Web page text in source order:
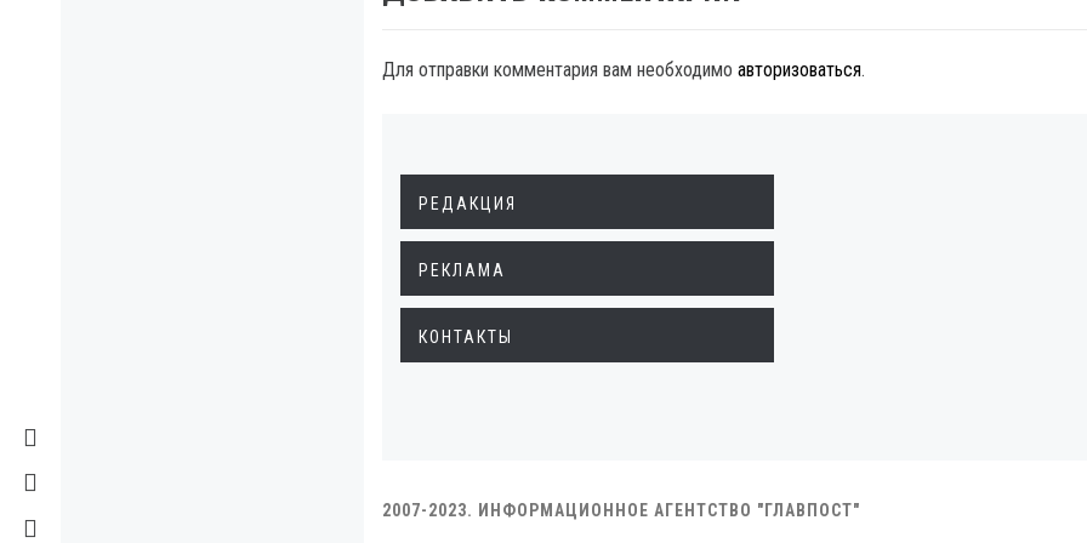
Для отправки комментария вам необходимо авторизоваться.
РЕДАКЦИЯ
РЕКЛАМА
КОНТАКТЫ
2007-2023. ИНФОРМАЦИОННОЕ АГЕНТСТВО "ГЛАВПОСТ"